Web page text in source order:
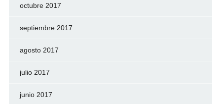
octubre 2017
septiembre 2017
agosto 2017
julio 2017
junio 2017